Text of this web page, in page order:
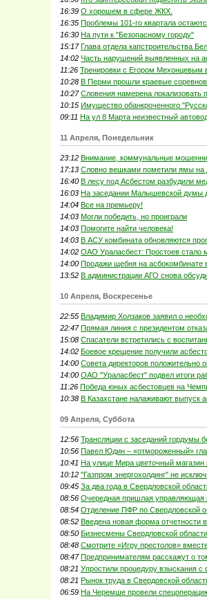
16:39 О хорошем в сфере ЖКХ.
16:35 Проблемы 101-го квартала
16:30 На пути к "Безопасному городу"
15:17 Глава отдела капстроительства
14:02 Часть нарушений выявленных на
11:26 Тренировки с Егором Мехонцевым
10:28 В Перми прошли краевые
10:27 Словения намерена локализовать
10:15 Имущество обанкроченного
09:11 На ул 8 Марта неизвестный
11 Апреля, Понедельник
23:12 Внимание, коммунальные
17:13 Словно вешками пометили ямы на
16:40 В лесу под Асбестом разбудили
16:03 На заседании Малышевской думы
14:04 Все на премьеру!
14:03 Могли победить, но проиграли
14:03 Помогите найти человека!
14:03 В АСУ комбината обновляются
14:02 ОАО Ураласбест: Простоев стало
14:00 Продажи щебня на асбокомбинате
13:52 В администрации АГО снова
10 Апреля, Воскресенье
22:55 Владимир Холзаков заявил о
22:47 Прямая линия с президентом
15:08 Спасатели встретились с
14:02 Боевое крещение получили
14:00 Совета директоров положительно
14:00 ОАО "Ураласбест" подвел итоги
11:26 Победа юных асбестовцев на
10:38 В Казахстане налаживают выпуск
09 Апреля, Суббота
12:56 Трансляции с заседаний гордумы
10:56 Павел Юдин – «отмороженный»
10:41 На улице Мира цветочный
10:12 "Газпром энергохолдинг" не
09:45 За два года в Свердловской
08:56 Очередная пришлая управляющая
08:54 Отделение ПФР по Свердловской
08:52 Введена новая форма отчетности
08:50 Бизнесмены Свердловской
08:48 Смотрите «Игру престолов»
08:47 Предпринимателям расскажут о
08:21 Упростили процедуру взыскания с
08:21 Рынок труда в Свердовской
06:59 На Черемше провели